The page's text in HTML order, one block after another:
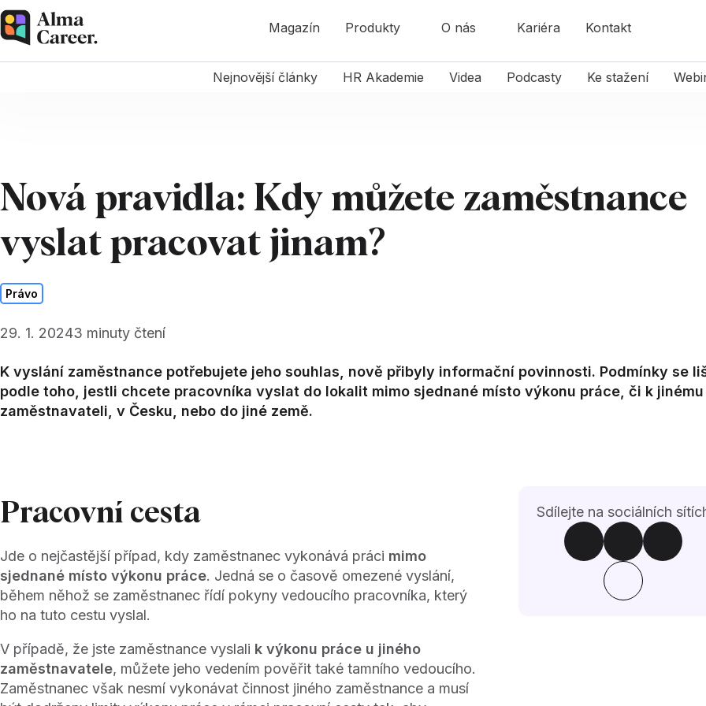
Magazín Produkty O nás Kariéra Kontakt
Nejnovější články HR Akademie Videa Podcasty Ke stažení
Nová pravidla: Kdy můžete zaměstnance
vyslat pracovat jinam?
Právo
29. 1. 20243 minuty čtení
K vyslání zaměstnance potřebujete jeho souhlas, nově přibyly informační povinnosti. Podmínky se
podle toho, jestli chcete pracovníka vyslat do lokalit mimo sjednané místo výkonu práce, či k jinému
zaměstnavateli, v Česku, nebo do jiné země.
Pracovní cesta
Jde o nejčastější případ, kdy zaměstnanec vykonává práci mimo
sjednané místo výkonu práce. Jedná se o časově omezené vyslání,
během něhož se zaměstnanec řídí pokyny vedoucího pracovníka, který
ho na tuto cestu vyslal.
V případě, že jste zaměstnance vyslali k výkonu práce u jiného
zaměstnavatele, můžete jeho vedením pověřit také tamního vedoucího.
Zaměstnanec však nesmí vykonávat činnost jiného zaměstnance a musí
Sdílejte na sociálních